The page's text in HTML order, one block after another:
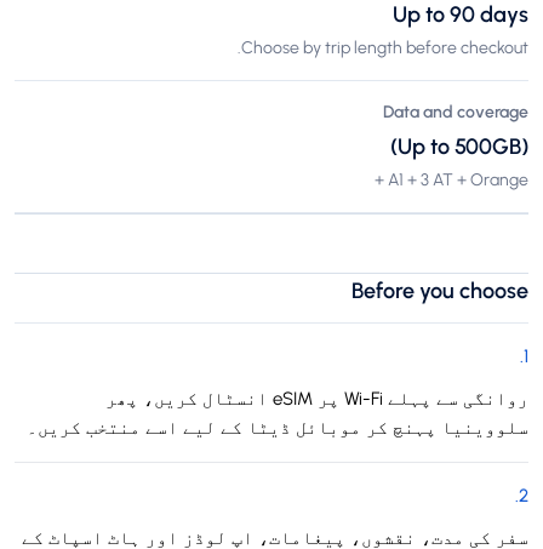
Up to 90 days
Choose by trip length before checkout.
Data and coverage
(Up to 500GB)
A1 + 3 AT + Orange +
Before you choose
1
.
روانگی سے پہلے Wi-Fi پر eSIM انسٹال کریں، پھر
سلووینیا پہنچ کر موبائل ڈیٹا کے لیے اسے منتخب کریں۔
2
.
سفر کی مدت، نقشوں، پیغامات، اپ لوڈز اور ہاٹ اسپاٹ کے